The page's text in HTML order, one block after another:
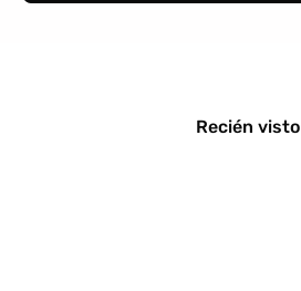
Recién visto